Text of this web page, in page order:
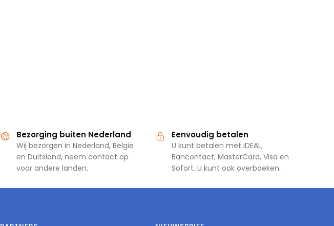
Bezorging buiten Nederland
Wij bezorgen in Nederland, België
en Duitsland, neem contact op
voor andere landen.
Eenvoudig betalen
U kunt betalen met iDEAL,
Bancontact, MasterCard, Visa en
Sofort. U kunt ook overboeken.